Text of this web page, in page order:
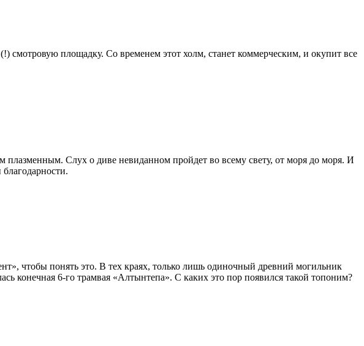
смотровую площадку. Со временем этот холм, станет коммерческим, и окупит все
Слух о диве невиданном пройдет во всему свету, от моря до моря. И
чтобы понять это. В тех краях, только лишь одиночный древний могильник
конечная 6-го трамвая «Алтынтепа». С каких это пор появился такой топоним?